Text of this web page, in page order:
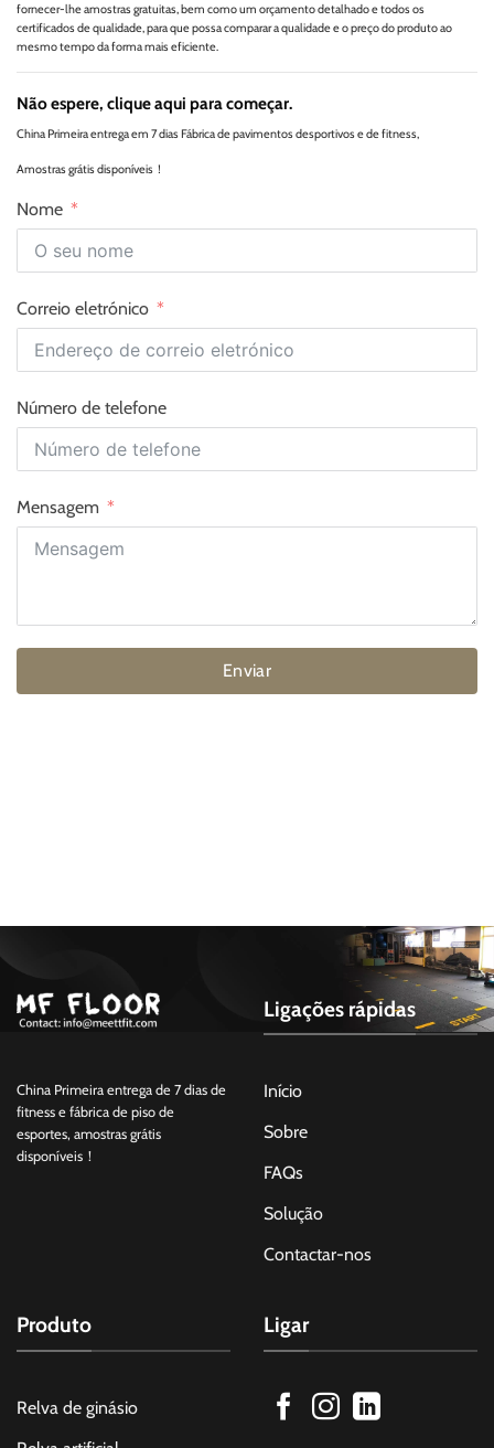
fornecer-lhe amostras gratuitas, bem como um orçamento detalhado e todos os
certificados de qualidade, para que possa comparar a qualidade e o preço do produto ao
mesmo tempo da forma mais eficiente.
Não espere, clique aqui para começar.
China Primeira entrega em 7 dias Fábrica de pavimentos desportivos e de fitness,
Amostras grátis disponíveis！
Nome
Correio eletrónico
Número de telefone
Mensagem
Enviar
China Primeira entrega de 7 dias de
fitness e fábrica de piso de
esportes, amostras grátis
disponíveis！
Ligações rápidas
Início
Sobre
FAQs
Solução
Contactar-nos
Produto
Relva de ginásio
Ligar